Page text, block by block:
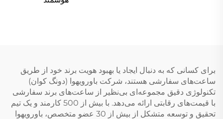
برای کسانی که به دنبال ایجاد یا بهبود هویت برند خود از طریق
ساعت‌های سفارشی هستند، شرکت باورویهوا (دونگ کوان)
تکنولوژی دقیق مجموعه‌ای بی‌نظیر از ساعت‌های برند سفارشی
با قیمت‌های رقابتی ارائه می‌دهد. با بیش از 500 کارمند و یک تیم
تحقیق و توسعه متشکل از بیش از 30 عضو متخصص، باورویهوا